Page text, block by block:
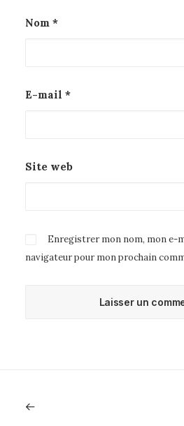
Nom *
E-mail *
Site web
Enregistrer mon nom, mon e-
navigateur pour mon prochain